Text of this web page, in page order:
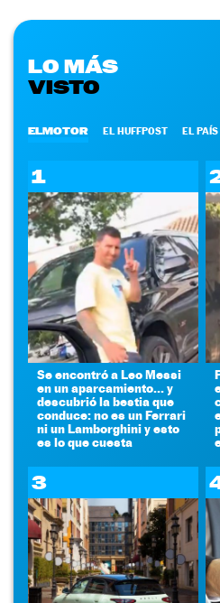
LO MÁS
VISTO
ELMOTOR EL HUFFPOST EL PAÍS
1
Se encontró a Leo Messi
en un aparcamiento... y
descubrió la bestia que
conduce: no es un Ferrari
ni un Lamborghini y esto
es lo que cuesta
3